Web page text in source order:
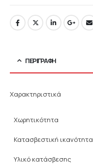
ΠΕΡΙΓΡΑΦΉ
Χαρακτηριστικά
Χωρητικότητα
Κατασβεστική ικανότητα
Υλικό κατάσβεσης